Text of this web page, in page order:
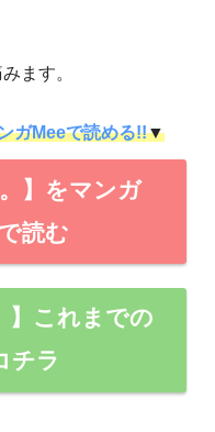
ます。
ガMeeで読める!!▼
】をマンガ
読む
】これまでの
チラ